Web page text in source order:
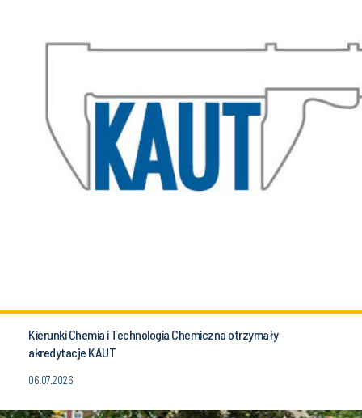
Kierunki Chemia i Technologia Chemiczna otrzymały
akredytacje KAUT
06.07.2026